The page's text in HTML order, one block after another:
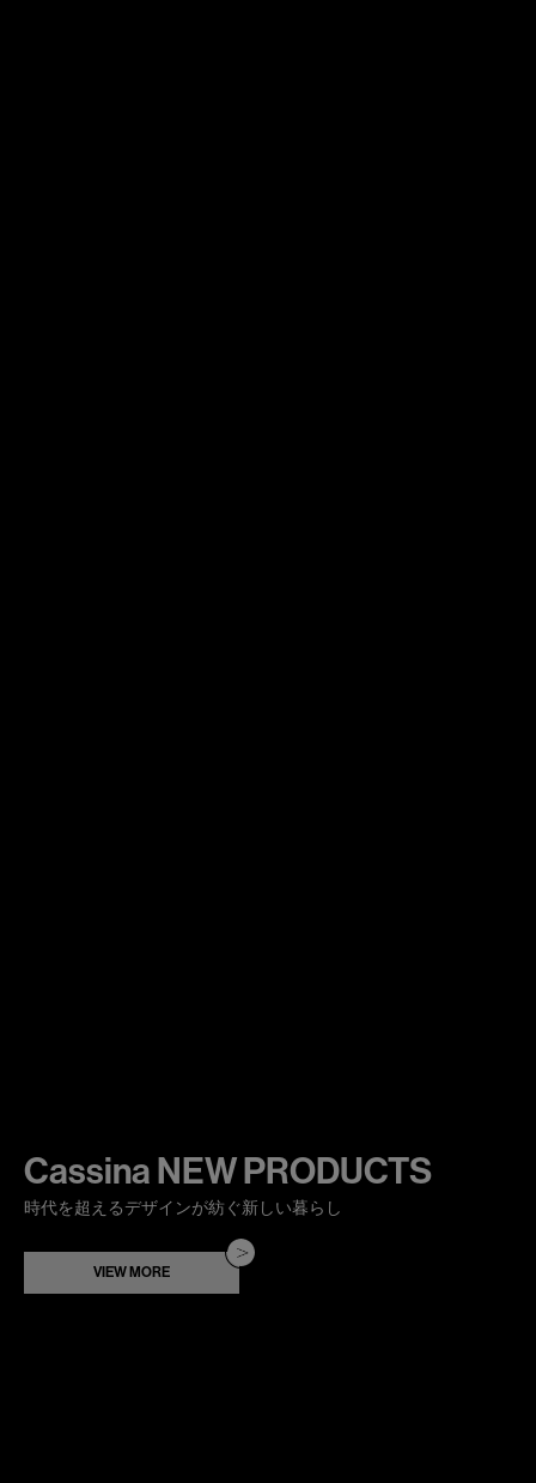
Cassina NEW PRODUCTS
時代を超えるデザインが紡ぐ新しい暮らし
VIEW MORE